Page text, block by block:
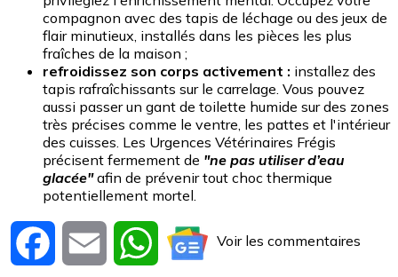
compagnon avec des tapis de léchage ou des jeux de
flair minutieux, installés dans les pièces les plus
fraîches de la maison ;
refroidissez son corps activement : installez des
tapis rafraîchissants sur le carrelage. Vous pouvez
aussi passer un gant de toilette humide sur des zones
très précises comme le ventre, les pattes et l'intérieur
des cuisses. Les Urgences Vétérinaires Frégis
précisent fermement de "ne pas utiliser d’eau
glacée"afin de prévenir tout choc thermique
potentiellement mortel.
Facebook Email WhatsAppVoir les commentaires